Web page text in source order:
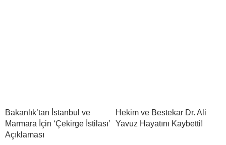
Bakanlık’tan İstanbul ve
Marmara İçin ‘Çekirge İstilası’
Açıklaması
Hekim ve Bestekar Dr. Ali
Yavuz Hayatını Kaybetti!